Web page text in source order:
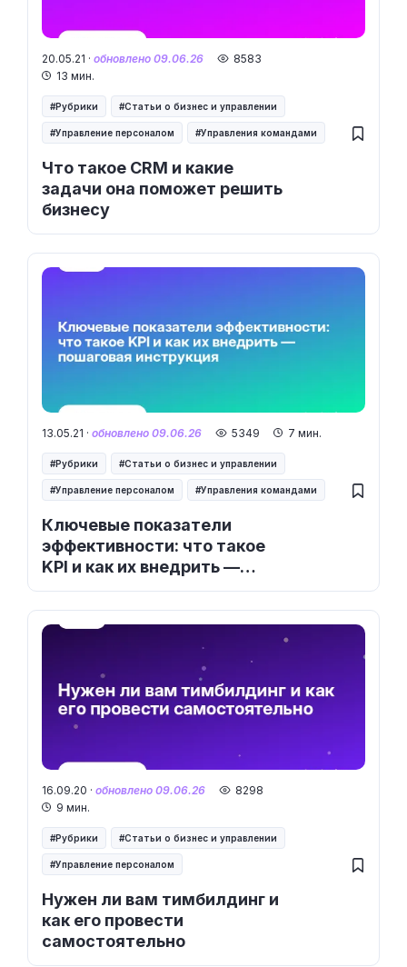
Что такое CRM и какие
задачи она поможет решить
бизнесу
20.05.21 · обновлено 09.06.26
8583
13 мин.
Рубрики Статьи о бизнес и управлении
Управление персоналом Управления командами
Ключевые показатели
эффективности: что такое
KPI и как их внедрить —
пошаговая инструкция
13.05.21 · обновлено 09.06.26 5349 7 мин.
Рубрики Статьи о бизнес и управлении
Управление персоналом Управления командами
Нужен ли вам тимбилдинг и
как его провести
самостоятельно
16.09.20 · обновлено 09.06.26
8298
9 мин.
Рубрики Статьи о бизнес и управлении
Управление персоналом